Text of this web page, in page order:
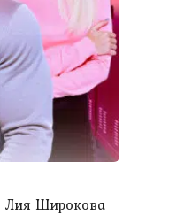
Лия Широкова